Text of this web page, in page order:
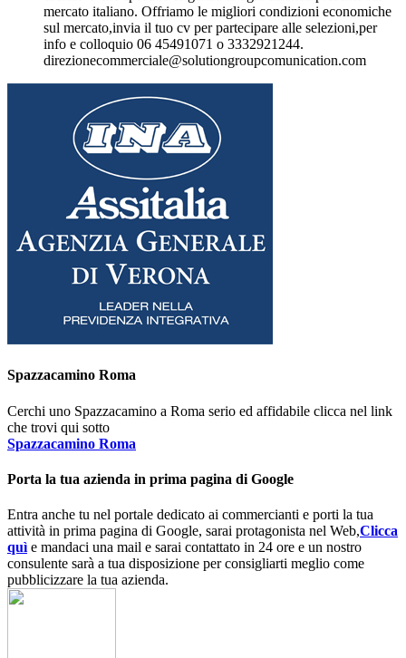
mercato italiano. Offriamo le migliori condizioni economiche
sul mercato,invia il tuo cv per partecipare alle selezioni,per
info e colloquio 06 45491071 o 3332921244.
direzionecommerciale@solutiongroupcomunication.com
Spazzacamino Roma
Cerchi uno Spazzacamino a Roma serio ed affidabile clicca nel link
che trovi qui sotto
Spazzacamino Roma
Porta la tua azienda in prima pagina di Google
Entra anche tu nel portale dedicato ai commercianti e porti la tua
attività in prima pagina di Google, sarai protagonista nel Web,Clicca
quì e mandaci una mail e sarai contattato in 24 ore e un nostro
consulente sarà a tua disposizione per consigliarti meglio come
pubblicizzare la tua azienda.